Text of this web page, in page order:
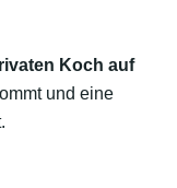
Koch auf
und eine